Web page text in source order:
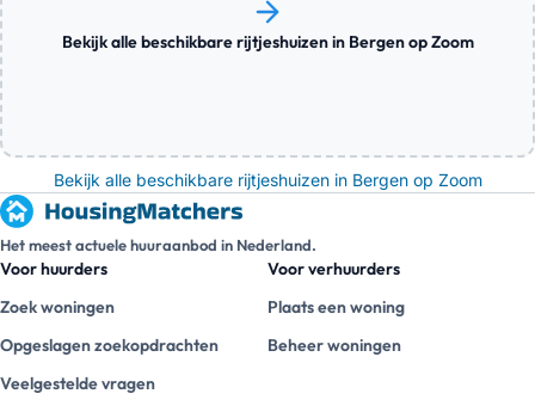
Bekijk alle beschikbare rijtjeshuizen in Bergen op Zoom
Bekijk alle beschikbare rijtjeshuizen in Bergen op Zoom
Het meest actuele huuraanbod in Nederland.
Voor huurders
Zoek woningen
Opgeslagen zoekopdrachten
Veelgestelde vragen
Voor verhuurders
Plaats een woning
Beheer woningen